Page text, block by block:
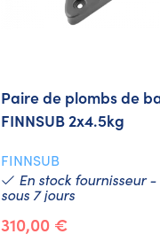
Paire de plombs de
FINNSUB 2x4.5kg
FINNSUB
En stock fournisseur
sous 7 jours
310,00 €